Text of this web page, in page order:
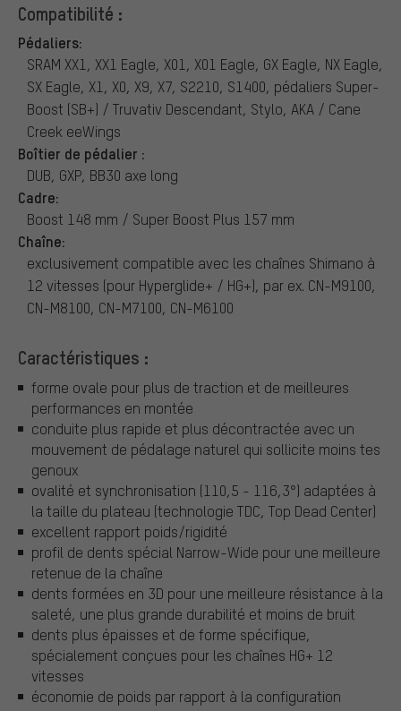
Compatibilité :
Pédaliers:
SRAM XX1, XX1 Eagle, X01, X01 Eagle, GX Eagle, NX Eagle,
SX Eagle, X1, X0, X9, X7, S2210, S1400, pédaliers Super-
Boost (SB+) / Truvativ Descendant, Stylo, AKA / Cane
Creek eeWings
Boîtier de pédalier :
DUB, GXP, BB30 axe long
Cadre:
Boost 148 mm / Super Boost Plus 157 mm
Chaîne:
exclusivement compatible avec les chaînes Shimano à
12 vitesses (pour Hyperglide+ / HG+), par ex. CN-M9100,
CN-M8100, CN-M7100, CN-M6100
Caractéristiques :
forme ovale pour plus de traction et de meilleures
performances en montée
conduite plus rapide et plus décontractée avec un
mouvement de pédalage naturel qui sollicite moins tes
genoux
ovalité et synchronisation (110,5 - 116,3°) adaptées à
la taille du plateau (technologie TDC, Top Dead Center)
excellent rapport poids/rigidité
profil de dents spécial Narrow-Wide pour une meilleure
retenue de la chaîne
dents formées en 3D pour une meilleure résistance à la
saleté, une plus grande durabilité et moins de bruit
dents plus épaisses et de forme spécifique,
spécialement conçues pour les chaînes HG+ 12
vitesses
économie de poids par rapport à la configuration